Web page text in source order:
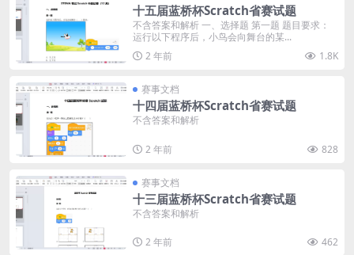
十五届蓝桥杯Scratch省赛试题
不含答案和解析 一、选择题 第一题 题目要求：
运行以下程序后，小鸟会向舞台的某...
2 年前
1.8K
赛事文档
十四届蓝桥杯Scratch省赛试题
不含答案和解析
2 年前 828
赛事文档
十三届蓝桥杯Scratch省赛试题
不含答案和解析
2 年前 462